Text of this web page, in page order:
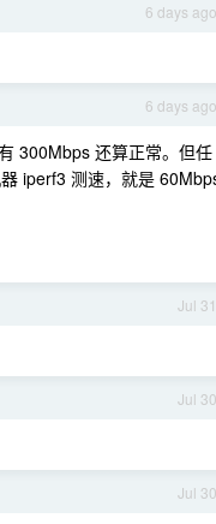
6 days ago
6 days ago
300Mbps 还算正常。但任
iperf3 测速，就是
Jul 31
Jul 30
Jul 30